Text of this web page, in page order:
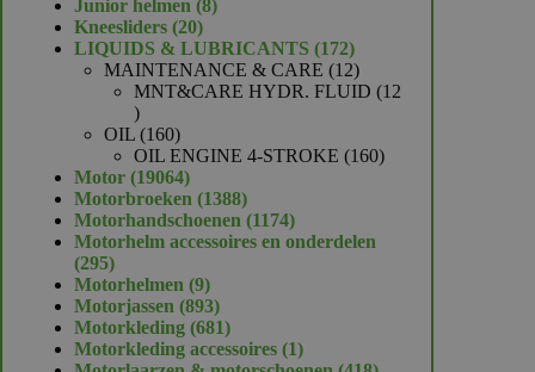
product
Junior helmen 88
Kneesliders 2020
producten
LIQUIDS & LUBRICANTS 172172
producten
MAINTENANCE & CARE 1212
producten
MNT&CARE HYDR. FLUID
12
12
producten
OIL 160160
producten
OIL ENGINE 4-STROKE 160160
Motor 1906419064
producten
Motorbroeken 13881388
producten
Motorhandschoenen 11741174
producten
Motorhelm accessoires en onderdelen
295295
producten
Motorhelmen 99
producten
Motorjassen 893893
producten
Motorkleding 681681
producten
Motorkleding accessoires 11